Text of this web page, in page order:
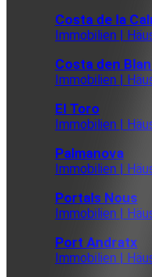
Costa de la
Immobilien |
Costa den
Immobilien |
El Toro
Immobilien |
Palmanova
Immobilien |
Portals Nous
Immobilien |
Port Andratx
Immobilien |